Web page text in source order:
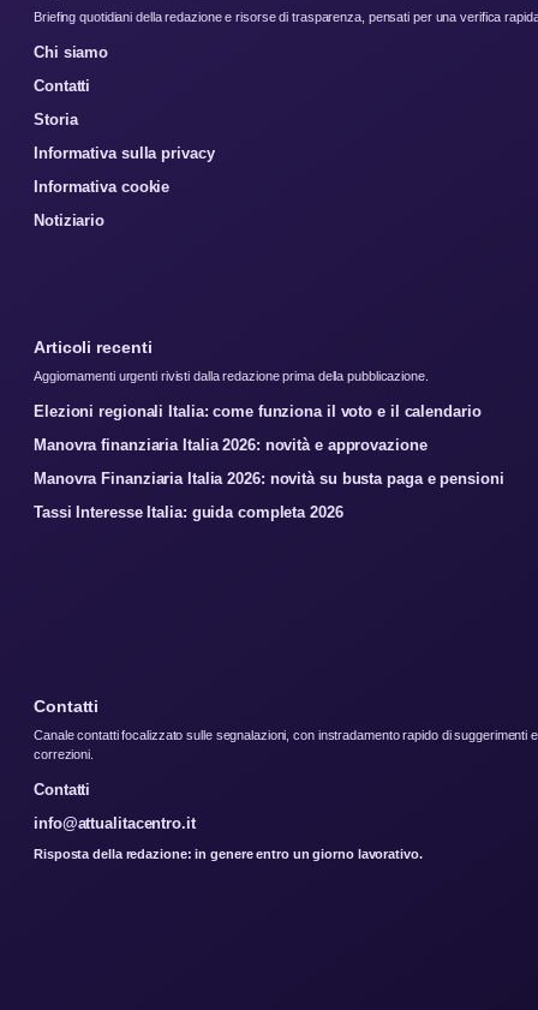
Briefing quotidiani della redazione e risorse di trasparenza, pensati per una verifica
Chi siamo
Contatti
Storia
Informativa sulla privacy
Informativa cookie
Notiziario
Articoli recenti
Aggiornamenti urgenti rivisti dalla redazione prima della pubblicazione.
Elezioni regionali Italia: come funziona il voto e il calendario
Manovra finanziaria Italia 2026: novità e approvazione
Manovra Finanziaria Italia 2026: novità su busta paga e pensioni
Tassi Interesse Italia: guida completa 2026
Contatti
Canale contatti focalizzato sulle segnalazioni, con instradamento rapido di suggerimenti e
correzioni.
Contatti
info@attualitacentro.it
Risposta della redazione: in genere entro un giorno lavorativo.